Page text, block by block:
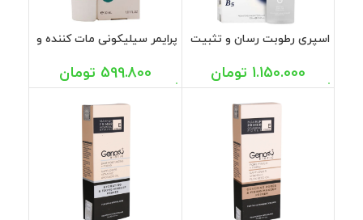
اسپری رطوبت رسان و تثبیت
1.150.000 تومان
پرایمر سیلیکونی مات کننده و
اسکین وان 30 میل
599.800 تومان